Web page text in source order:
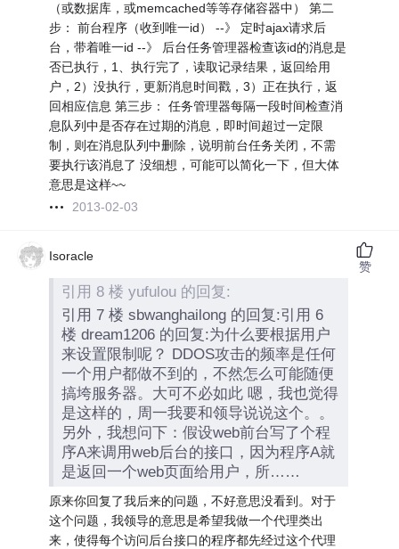
（或数据库，或memcached等等存储容器中） 第二
步： 前台程序（收到唯一id） --》 定时ajax请求后
台，带着唯一id --》 后台任务管理器检查该id的消息是
否已执行，1、执行完了，读取记录结果，返回给用
户，2）没执行，更新消息时间戳，3）正在执行，返
回相应信息 第三步： 任务管理器每隔一段时间检查消
息队列中是否存在过期的消息，即时间超过一定限
制，则在消息队列中删除，说明前台任务关闭，不需
要执行该消息了 没细想，可能可以简化一下，但大体
意思是这样~~
2013-02-03
Isoracle
引用 8 楼 yufulou 的回复:
引用 7 楼 sbwanghailong 的回复:引用 6
楼 dream1206 的回复:为什么要根据用户
来设置限制呢？ DDOS攻击的频率是任何
一个用户都做不到的，不然怎么可能随便
搞垮服务器。大可不必如此 嗯，我也觉得
是这样的，周一我要和领导说说这个。。
另外，我想问下：假设web前台写了个程
序A来调用web后台的接口，因为程序A就
是返回一个web页面给用户，所……
原来你回复了我后来的问题，不好意思没看到。对于
这个问题，我领导的意思是希望我做一个代理类出
来，使得每个访问后台接口的程序都先经过这个代理
赞